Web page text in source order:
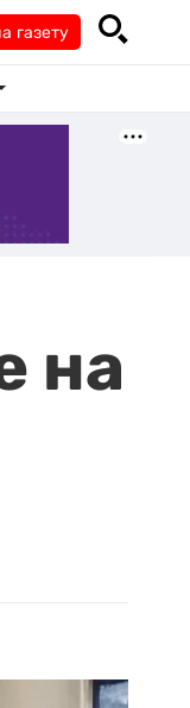
газету
на